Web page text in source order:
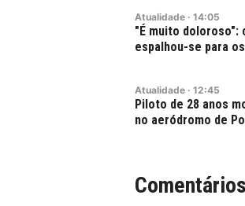
Atualidade · 14:05
"É muito doloroso":
espalhou-se para
Atualidade · 12:45
Piloto de 28 anos
no aeródromo de
Comentários